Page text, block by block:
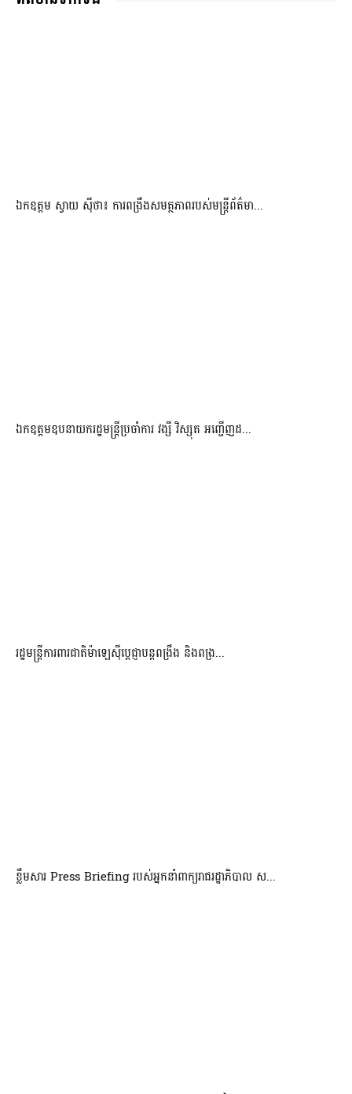
ឯកឧត្តម ស្វាយ ស៊ីថា៖ ការពង្រឹងសមត្ថភាពរបស់មន្ត្រីព័ត៌មា...
ឯកឧត្តមឧបនាយករដ្ឋមន្រ្តីប្រចាំការ វង្សី វិស្សុត អញ្ជើញដ...
រដ្ឋមន្ត្រីការពារជាតិម៉ាឡេស៊ីប្ដេជ្ញាបន្តពង្រឹង និងពង្រ...
ខ្លឹមសារ Press Briefing របស់អ្នកនាំពាក្យរាជរដ្ឋាភិបាល ស...